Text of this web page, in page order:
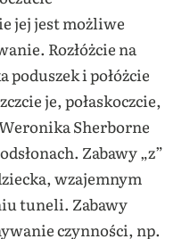
jej jest możliwe
Rozłóżcie na
poduszek i połóżcie
je, połaskoczcie,
Sherborne
Zabawy „z”
wzajemnym
tuneli. Zabawy
czynności, np.